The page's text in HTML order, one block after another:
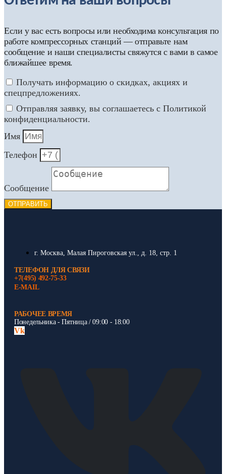
Если у вас есть вопросы или необходима консультация по
работе компрессорных станций — отправьте нам
сообщение и наши специалисты свяжутся с вами в самое
ближайшее время.
Получать информацию о скидках, акциях и
спецпредложениях.
Отправляя заявку, вы соглашаетесь с Политикой
конфиденциальности.
Имя
Телефон
Сообщение
ОТПРАВИТЬ
г. Москва, Малая Пироговская ул., д. 18, стр. 1
ТЕЛЕФОН ДЛЯ СВЯЗИ
+7(495) 492-75-33
E-MAIL
РАБОЧЕЕ ВРЕМЯ
Понедельника - Пятница / 09:00 - 18:00
Vk